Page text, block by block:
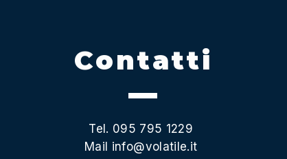
Contatti
Tel. 095 795 1229
Mail info@volatile.it